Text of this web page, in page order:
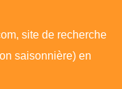
site de recherche
saisonnière) en